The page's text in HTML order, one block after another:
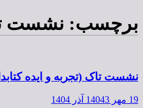
برچسب: نشست
نشست تاک (تجربه و ایده
19 مهر 1404 3 آذر 1404